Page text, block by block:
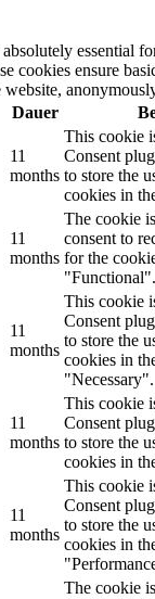
essential
cookies ensure
Dauer
11
months
This cookie
Consent
to store the
cookies in
11
months
The cookie
consent to
for the
"Functional".
11
months
This cookie
Consent
to store the
cookies in
"Necessary".
11
months
This cookie
Consent
to store the
cookies in
11
months
This cookie
Consent
to store the
cookies in
The cookie